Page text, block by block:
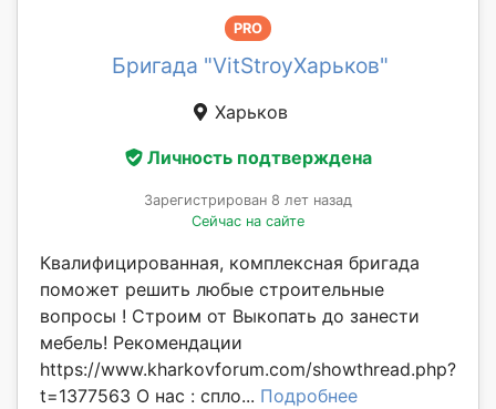
PRO
Бригада "VitStroyХарьков"
Харьков
Личность подтверждена
Зарегистрирован 8 лет назад
Сейчас на сайте
Квалифицированная, комплексная бригада
поможет решить любые строительные
вопросы ! Строим от Выкопать до занести
мебель! Рекомендации
https://www.kharkovforum.com/showthread.php?
t=1377563 О нас : спло... Подробнее